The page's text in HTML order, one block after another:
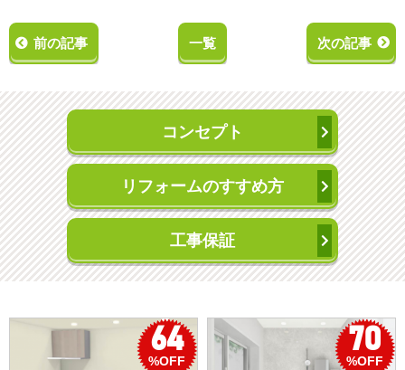
前の記事 一覧 次の記事
コンセプト
リフォームのすすめ方
工事保証
70
%OFF